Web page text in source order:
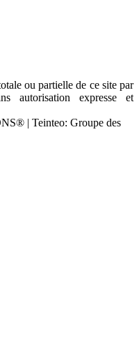
ou partielle de ce site par
autorisation expresse et
| Teinteo: Groupe des